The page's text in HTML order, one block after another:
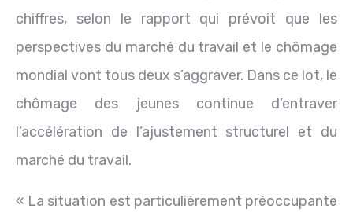
chiffres, selon le rapport qui prévoit que les
perspectives du marché du travail et le chômage
mondial vont tous deux s’aggraver. Dans ce lot, le
chômage des jeunes continue d’entraver
l’accélération de l’ajustement structurel et du
marché du travail.
« La situation est particulièrement préoccupante